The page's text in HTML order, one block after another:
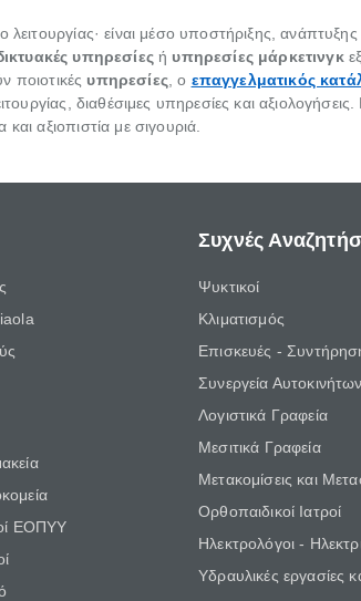
λειτουργίας· είναι μέσο υποστήριξης,
υπηρεσίεςή υπηρεσίες μάρκετινγκ
ποιοτικές υπηρεσίες, ο επαγγελματικός
διαθέσιμες υπηρεσίες και
αξιοπιστία με σιγουριά.
ΕΟΠΥΥ
Συχνές
Ψυκτικοί
Κλιματισμός
Επισκευές -
Συνεργεία Αυτοκινήτων
Λογιστικά Γραφεία
Μεσιτικά Γραφεία
Μετακομίσεις και
Ορθοπαιδικοί Ιατροί
Ηλεκτρολόγοι -
Υδραυλικές εργασίες